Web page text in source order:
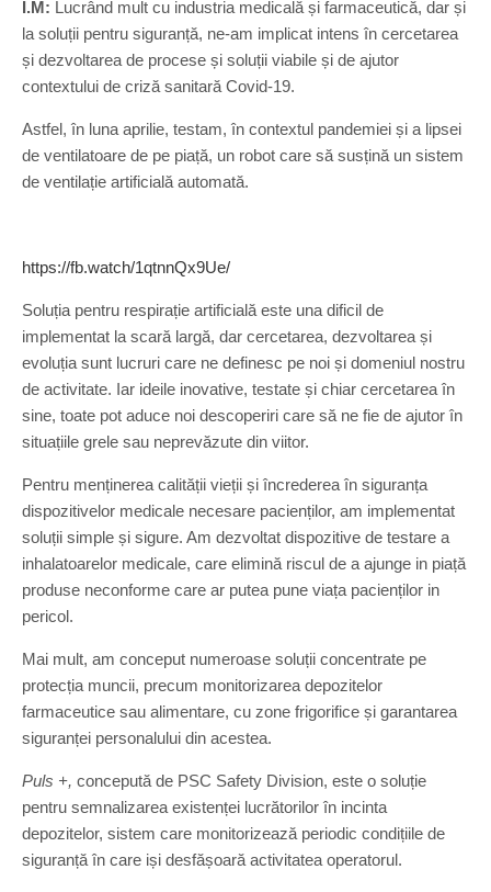
I.M: Lucrând mult cu industria medicală și farmaceutică, dar și
la soluții pentru siguranță, ne-am implicat intens în cercetarea
și dezvoltarea de procese și soluții viabile și de ajutor
contextului de criză sanitară Covid-19.
Astfel, în luna aprilie, testam, în contextul pandemiei și a lipsei
de ventilatoare de pe piață, un robot care să susțină un sistem
de ventilație artificială automată.
https://fb.watch/1qtnnQx9Ue/
Soluția pentru respirație artificială este una dificil de
implementat la scară largă, dar cercetarea, dezvoltarea și
evoluția sunt lucruri care ne definesc pe noi și domeniul nostru
de activitate. Iar ideile inovative, testate și chiar cercetarea în
sine, toate pot aduce noi descoperiri care să ne fie de ajutor în
situațiile grele sau neprevăzute din viitor.
Pentru menținerea calității vieții și încrederea în siguranța
dispozitivelor medicale necesare pacienților, am implementat
soluții simple și sigure. Am dezvoltat dispozitive de testare a
inhalatoarelor medicale, care elimină riscul de a ajunge in piață
produse neconforme care ar putea pune viața pacienților in
pericol.
Mai mult, am conceput numeroase soluții concentrate pe
protecția muncii, precum monitorizarea depozitelor
farmaceutice sau alimentare, cu zone frigorifice și garantarea
siguranței personalului din acestea.
Puls +, concepută de PSC Safety Division, este o soluție
pentru semnalizarea existenței lucrătorilor în incinta
depozitelor, sistem care monitorizează periodic condițiile de
siguranță în care iși desfășoară activitatea operatorul.